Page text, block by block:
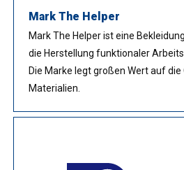
Mark The Helper
Mark The Helper ist eine
die Herstellung funktionaler
Die Marke legt großen Wert auf
Materialien.